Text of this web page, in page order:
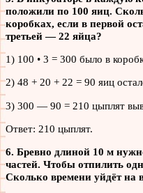
положили по 100 яиц.
коробках, если в первой
третьей — 22 яйца?
1) 100 • 3 = 300 было в
2) 48 + 20 + 22 = 90 яиц
3) 300 — 90 = 210 цыплят
Ответ: 210 цыплят.
6. Бревно длиной 10 м
частей. Чтобы отпилить
Сколько времени уйдёт на